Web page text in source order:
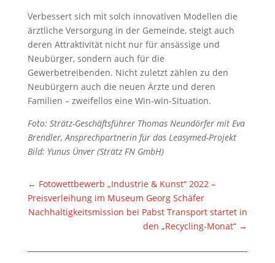
Verbessert sich mit solch innovativen Modellen die
ärztliche Versorgung in der Gemeinde, steigt auch
deren Attraktivität nicht nur für ansässige und
Neubürger, sondern auch für die
Gewerbetreibenden. Nicht zuletzt zählen zu den
Neubürgern auch die neuen Ärzte und deren
Familien – zweifellos eine Win-win-Situation.
Foto: Strätz-Geschäftsführer Thomas Neundörfer mit Eva
Brendler, Ansprechpartnerin für das Leasymed-Projekt
Bild: Yunus Ünver (Strätz FN GmbH)
← Fotowettbewerb „Industrie & Kunst“ 2022 –
Preisverleihung im Museum Georg Schäfer
Nachhaltigkeitsmission bei Pabst Transport startet in
den „Recycling-Monat“ →